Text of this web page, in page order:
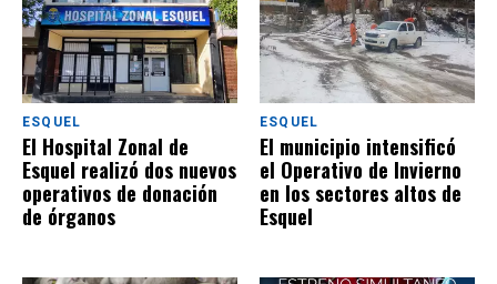
ESQUEL
El Hospital Zonal de
Esquel realizó dos nuevos
operativos de donación
de órganos
ESQUEL
El municipio intensificó
el Operativo de Invierno
en los sectores altos de
Esquel